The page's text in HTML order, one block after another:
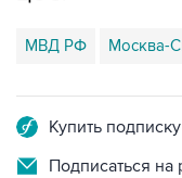
МВД РФ Москва-
Купить
Подписаться на